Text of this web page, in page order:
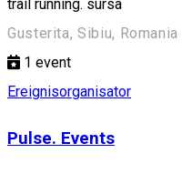
trail running. sursa
Gusterita, Sibiu, Romania
1 event
Ereignisorganisator
Pulse. Events